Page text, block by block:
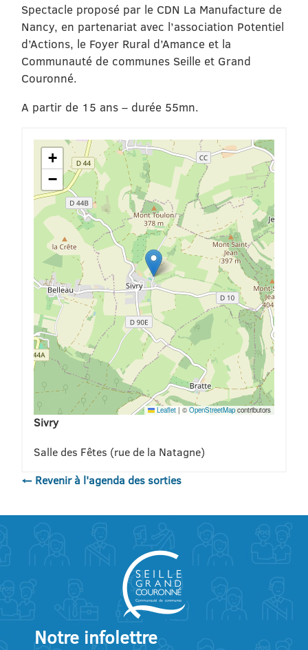
Spectacle proposé par le CDN La Manufacture de
Nancy, en partenariat avec l’association Potentiel
d’Actions, le Foyer Rural d’Amance et la
Communauté de communes Seille et Grand
Couronné.
A partir de 15 ans – durée 55mn.
+
−
Leaflet | ©OpenStreetMap contributors
Sivry
Salle des Fêtes (rue de la Natagne)
← Revenir à l'agenda des sorties
Notre infolettre